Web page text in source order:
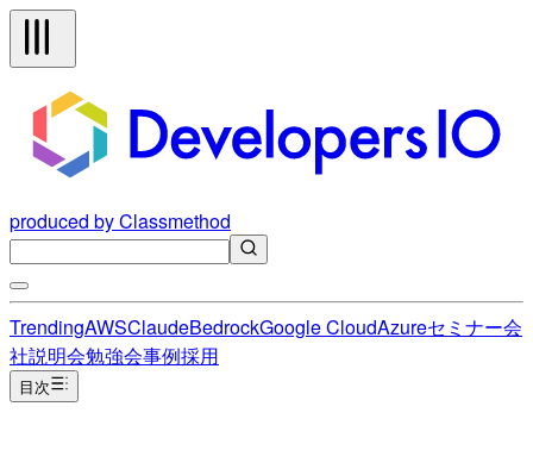
produced by Classmethod
TrendingAWSClaudeBedrockGoogle CloudAzureセミナー会
社説明会勉強会事例採用
目次